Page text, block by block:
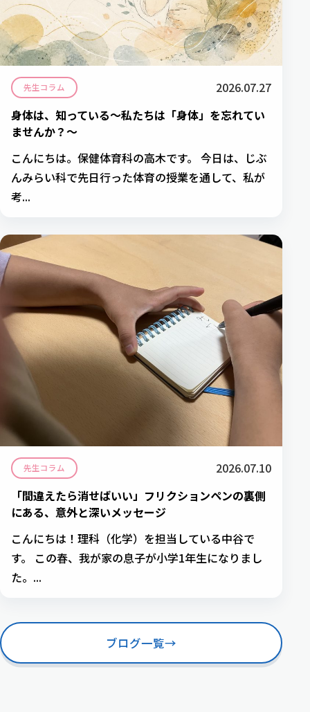
先生コラム
2026.07.27
身体は、知っている～私たちは「身体」を忘れてい
ませんか？～
こんにちは。保健体育科の高木です。 今日は、じぶ
んみらい科で先日行った体育の授業を通して、私が
考...
先生コラム
2026.07.10
「間違えたら消せばいい」フリクションペンの裏側
にある、意外と深いメッセージ
こんにちは！理科（化学）を担当している中谷で
す。 この春、我が家の息子が小学1年生になりまし
た。...
ブログ一覧→